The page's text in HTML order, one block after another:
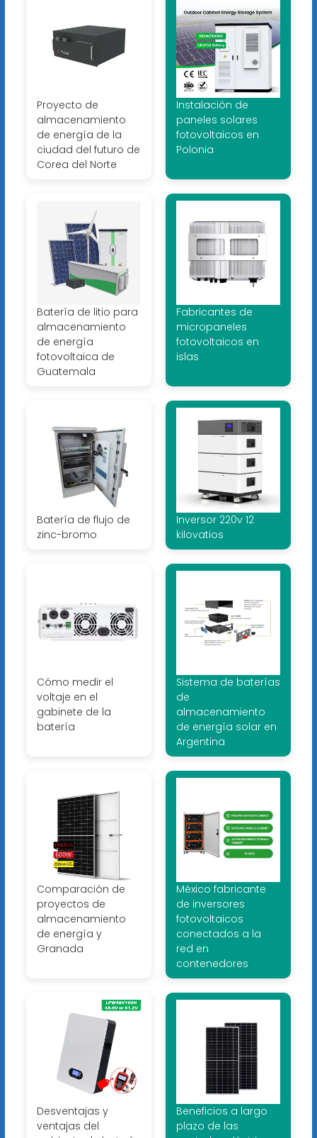
Proyecto de
almacenamiento
de energía de la
ciudad del futuro de
Corea del Norte
Instalación de
paneles solares
fotovoltaicos en
Polonia
Batería de litio para
almacenamiento
de energía
fotovoltaica de
Guatemala
Fabricantes de
micropaneles
fotovoltaicos en
islas
Batería de flujo de
zinc-bromo
Inversor 220v 12
kilovatios
Cómo medir el
voltaje en el
gabinete de la
batería
Sistema de baterías
de
almacenamiento
de energía solar en
Argentina
Comparación de
proyectos de
almacenamiento
de energía y
Granada
México fabricante
de inversores
fotovoltaicos
conectados a la
red en
contenedores
Desventajas y
ventajas del
Beneficios a largo
plazo de las